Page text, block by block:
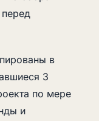
в
3
по мере
и